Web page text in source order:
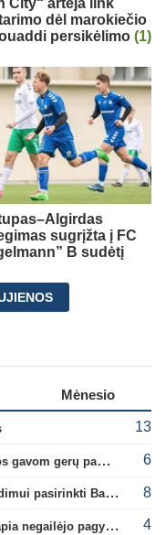
City“ artėja link
dėl marokiečio
persikėlimo (1)
sugrįžta į FC
B sudėtį
Mėnesio
13
A. Tapinas: „Iš europinio lygio komandos gavom gerų pamokų“ 6
Paaiškėjo, kas turėjo įtakos Rodri sprendimui pasirinkti Barselonos pusę 8
Argentinos federacijos prezidentas C. Tapia negailėjo pagyrų G. Infantino 4